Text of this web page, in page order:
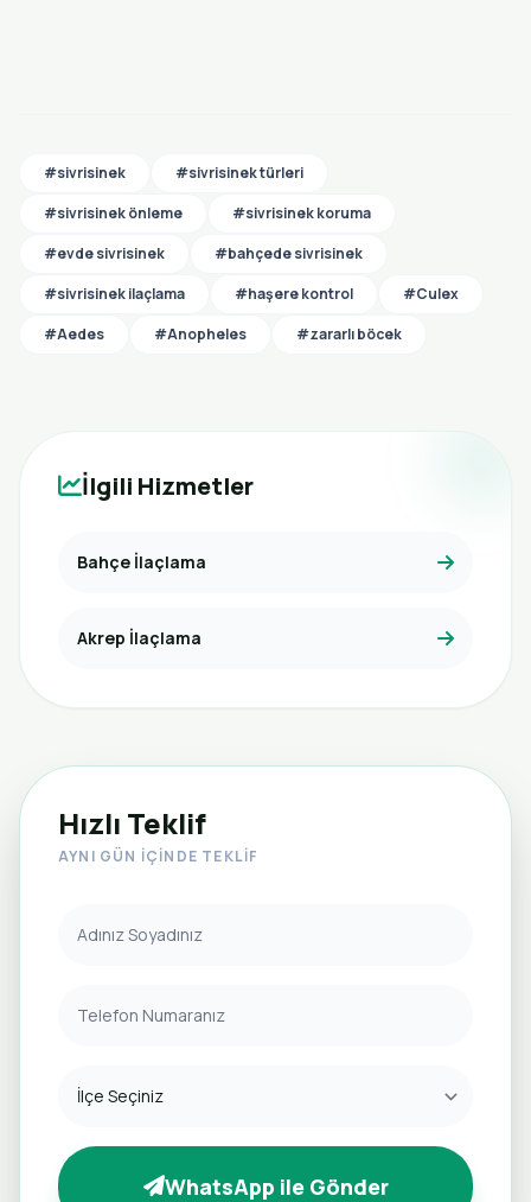
#sivrisinek
#sivrisinek türleri
#sivrisinek önleme
#sivrisinek koruma
#evde sivrisinek
#bahçede sivrisinek
#sivrisinek ilaçlama
#haşere kontrol
#Culex
#Aedes
#Anopheles #zararlı böcek
İlgili Hizmetler
Bahçe İlaçlama
Akrep İlaçlama
Hızlı Teklif
AYNI GÜN İÇINDE TEKLIF
WhatsApp ile Gönder